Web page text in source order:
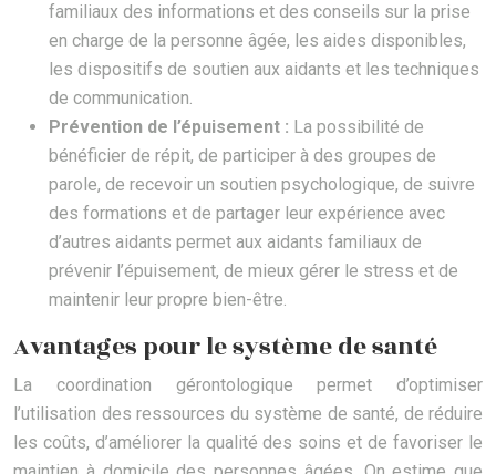
familiaux des informations et des conseils sur la prise
en charge de la personne âgée, les aides disponibles,
les dispositifs de soutien aux aidants et les techniques
de communication.
Prévention de l’épuisement : La possibilité de
bénéficier de répit, de participer à des groupes de
parole, de recevoir un soutien psychologique, de suivre
des formations et de partager leur expérience avec
d’autres aidants permet aux aidants familiaux de
prévenir l’épuisement, de mieux gérer le stress et de
maintenir leur propre bien-être.
Avantages pour le système de santé
La coordination gérontologique permet d’optimiser
l’utilisation des ressources du système de santé, de réduire
les coûts, d’améliorer la qualité des soins et de favoriser le